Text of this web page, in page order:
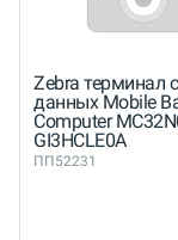
Zebra терминал
данных Mobile
Computer
GI3HCLE0A
ПП52231